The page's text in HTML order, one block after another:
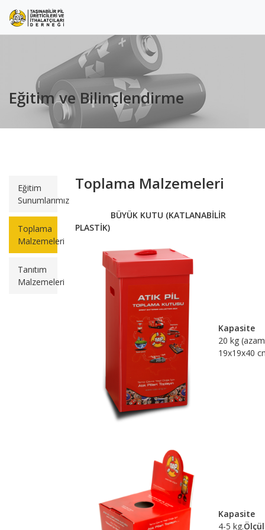
Eğitim ve Bilinçlendirme
Eğitim
Sunumlarımız
Toplama
Malzemeleri
Tanıtım
Malzemeleri
Toplama Malzemeleri
BÜYÜK KUTU (KATLANABİLİR
PLASTİK)
Kapasite
20 kg
19x19x40
Kapasite
4-5 kg.